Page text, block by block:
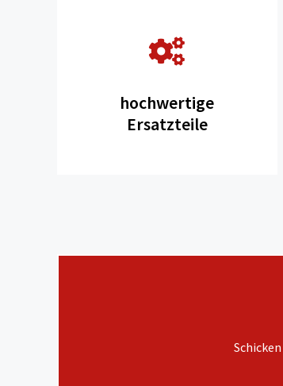
hochwertige
Ersatzteile